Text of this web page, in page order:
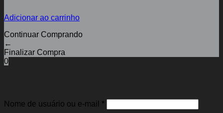
Adicionar ao carrinho
Continuar Comprando
←
Finalizar Compra
0
Nome de usuário ou e-mail *Obrigatório